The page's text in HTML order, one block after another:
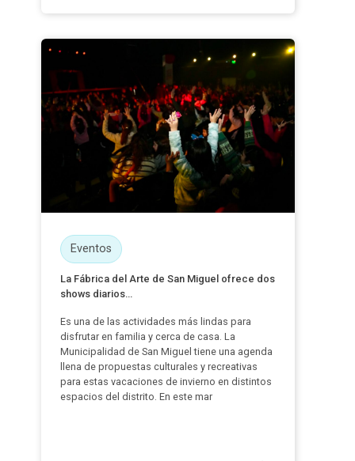
Eventos
La Fábrica del Arte de San Miguel ofrece dos
shows diarios...
Es una de las actividades más lindas para
disfrutar en familia y cerca de casa. La
Municipalidad de San Miguel tiene una agenda
llena de propuestas culturales y recreativas
para estas vacaciones de invierno en distintos
espacios del distrito. En este mar